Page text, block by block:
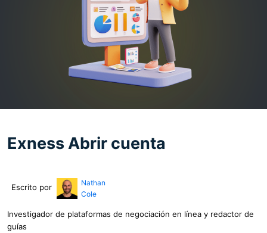
Exness Abrir cuenta
Escrito por
Nathan
Cole
Investigador de plataformas de negociación en línea y redactor de
guías